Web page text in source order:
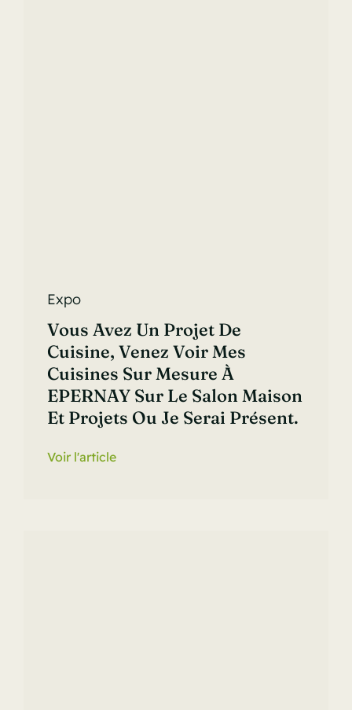
Expo
Vous Avez Un Projet De
Cuisine, Venez Voir Mes
Cuisines Sur Mesure À
EPERNAY Sur Le Salon Maison
Et Projets Ou Je Serai Présent.
Voir l'article